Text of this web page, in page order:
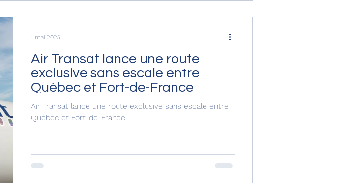
coeur d'enjeux écologiques majeurs Véritables sanc
Air Transat lance une route
exclusive sans escale entre
Québec et Fort-de-France
Air Transat lance une route exclusive sans escale entre
Québec et Fort-de-France
1 mai 2025